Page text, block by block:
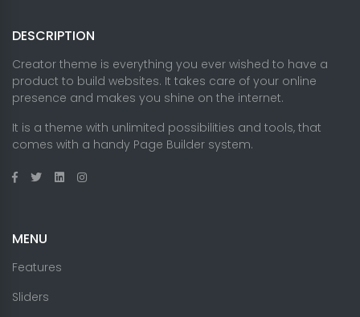
DESCRIPTION
Creator theme is everything you ever wished to have a
product to build websites. It takes care of your online
presence and makes you shine on the internet.
It is a theme with unlimited possibilities and tools, that
comes with a handy Page Builder system.
MENU
Features
Sliders